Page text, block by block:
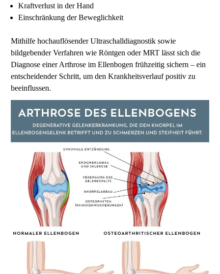
Kraftverlust in der Hand
Einschränkung der Beweglichkeit
Mithilfe hochauflösender Ultraschalldiagnostik sowie
bildgebender Verfahren wie Röntgen oder MRT lässt sich die
Diagnose einer Arthrose im Ellenbogen frühzeitig sichern – ein
entscheidender Schritt, um den Krankheitsverlauf positiv zu
beeinflussen.